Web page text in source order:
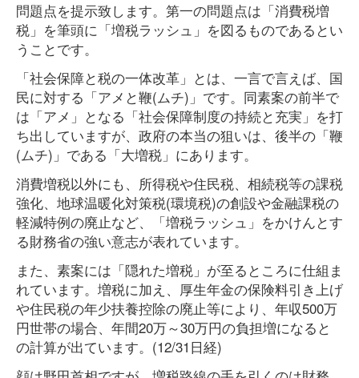
問題点を提示致します。第一の問題点は「消費税増
税」を筆頭に「増税ラッシュ」を図るものであるとい
うことです。
「社会保障と税の一体改革」とは、一言で言えば、国
民に対する「アメと鞭(ムチ)」です。同素案の前半で
は「アメ」となる「社会保障制度の持続と充実」を打
ち出していますが、政府の本当の狙いは、後半の「鞭
(ムチ)」である「大増税」にあります。
消費増税以外にも、所得税や住民税、相続税等の課税
強化、地球温暖化対策税(環境税)の創設や金融課税の
軽減特例の廃止など、「増税ラッシュ」をかけんとす
る財務省の強い意志が表れています。
また、素案には「隠れた増税」が至るところに仕組ま
れています。増税に加え、厚生年金の保険料引き上げ
や住民税の年少扶養控除の廃止等により、年収500万
円世帯の場合、年間20万～30万円の負担増になると
の計算が出ています。(12/31日経)